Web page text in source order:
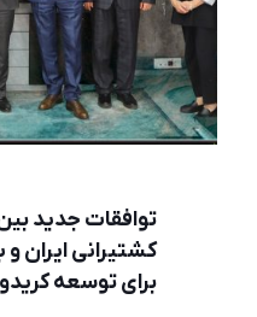
توافقات جدید
کشتیرانی ایران
برای توسعه